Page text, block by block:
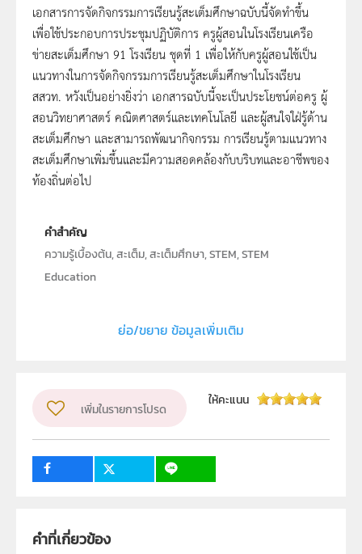
เอกสารการจัดกิจกรรมการเรียนรู้สะเต็มศึกษาฉบับนี้จัดทําขึ้น
เพื่อใช้ประกอบการประชุมปฏิบัติการ ครูผู้สอนในโรงเรียนเครือ
ข่ายสะเต็มศึกษา 91 โรงเรียน ชุดที่ 1 เพื่อให้กับครูผู้สอนใช้เป็น
แนวทางในการจัดกิจกรรมการเรียนรู้สะเต็มศึกษาในโรงเรียน
สสวท. หวังเป็นอย่างยิ่งว่า เอกสารฉบับนี้จะเป็นประโยชน์ต่อครู ผู้
สอนวิทยาศาสตร์ คณิตศาสตร์และเทคโนโลยี และผู้สนใจใฝ่รู้ด้าน
สะเต็มศึกษา และสามารถพัฒนากิจกรรม การเรียนรู้ตามแนวทาง
สะเต็มศึกษาเพิ่มขึ้นและมีความสอดคล้องกับบริบทและอาชีพของ
ท้องถิ่นต่อไป
คำสำคัญ
ความรู้เบื้องต้น, สะเต็ม, สะเต็มศึกษา, STEM, STEM
Education
สถาบันส่งเสริมการสอนวิทยาศาสตร์และเทคโนโลยี (สสวท.)
วิชา
สะเต็มศึกษา
ระดับชั้น
กลุ่มเป้าหมาย
ย่อ/ขยาย ข้อมูลเพิ่มเติม
เพิ่มในรายการโปรด
ให้คะแนน
คำที่เกี่ยวข้อง